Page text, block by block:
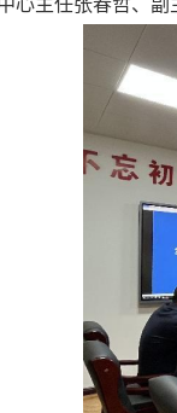
心主任张春哲、